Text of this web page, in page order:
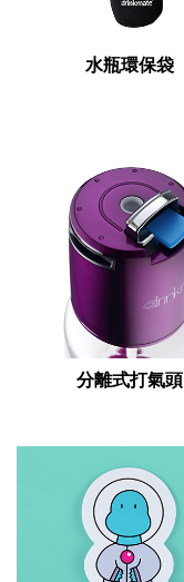
水瓶環保袋
分離式打氣頭